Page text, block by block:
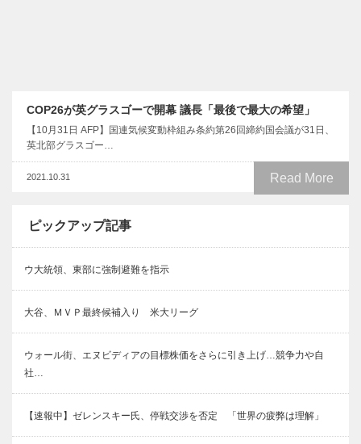
COP26が英グラスゴーで開幕 議長「最後で最大の希望」
【10月31日 AFP】国連気候変動枠組み条約第26回締約国会議が31日、
英北部グラスゴー…
Read More
2021.10.31
ピックアップ記事
ウ大統領、東部に強制避難を指示
大谷、ＭＶＰ最終候補入り 米大リーグ
ウォール街、エヌビディアの目標株価をさらに引き上げ…競争力や自
社…
【速報中】ゼレンスキー氏、停戦交渉を否定 「世界の疲弊は理解」